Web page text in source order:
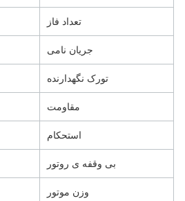
تعداد فاز
جریان نامی
تورک نگهدارنده
مقاومت
استحکام
بی وقفه ی روتور
وزن موتور